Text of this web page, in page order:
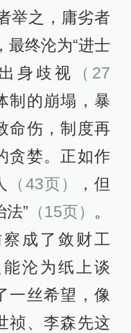
举之，庸劣者
，最终沦为“进士
身歧视
（27
制的崩塌，暴
命伤，制度再
贪婪。正如作
（43页）
，但
法” （15页） 。
成了敛财工
沦为纸上谈
一丝希望，像
祯、李森先这